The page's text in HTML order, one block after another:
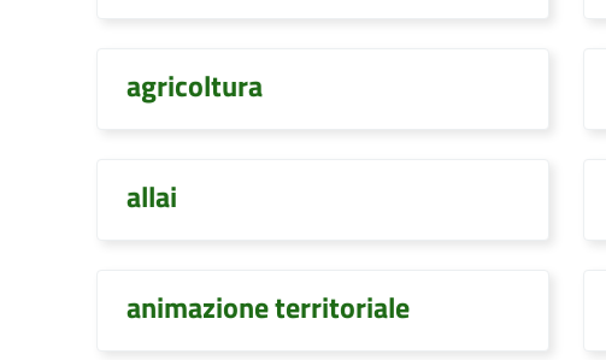
agricoltura
allai
animazione territoriale